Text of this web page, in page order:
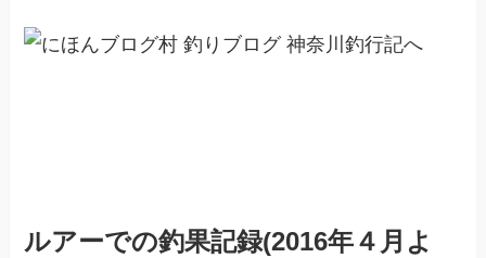
ルアーでの釣果記録(2016年４月よ